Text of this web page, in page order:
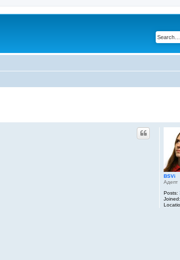
BSVi
Адепт
Posts:
Joined: